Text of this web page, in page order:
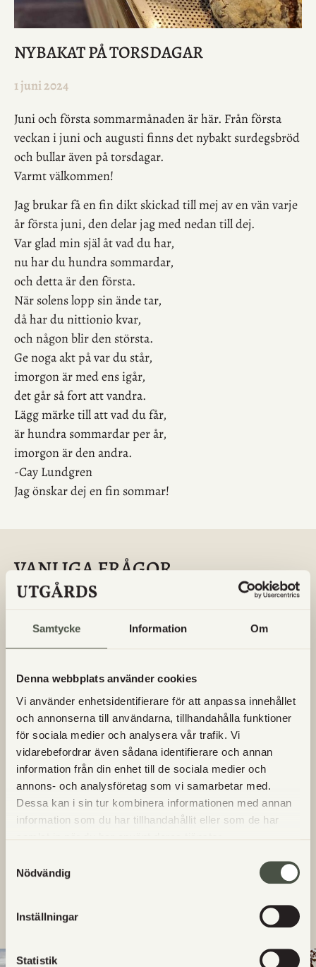
Samtycke Information Om
Denna webbplats använder cookies
Vi använder enhetsidentifierare för att anpassa innehållet
och annonserna till användarna, tillhandahålla funktioner
för sociala medier och analysera vår trafik. Vi
vidarebefordrar även sådana identifierare och annan
information från din enhet till de sociala medier och
annons- och analysföretag som vi samarbetar med.
Dessa kan i sin tur kombinera informationen med annan
information som du har tillhandahållit eller som de har
Nödvändig
Inställningar
Statistik
NYBAKAT PÅ TORSDAGAR
1 juni 2024
Juni och första sommarmånaden är här. Från första
veckan i juni och augusti finns det nybakt surdegsbröd
och bullar även på torsdagar.
Varmt välkommen!
Jag brukar få en fin dikt skickad till mej av en vän varje
år första juni, den delar jag med nedan till dej.
Var glad min själ åt vad du har,
nu har du hundra sommardar,
och detta är den första.
När solens lopp sin ände tar,
då har du nittionio kvar,
och någon blir den största.
Ge noga akt på var du står,
imorgon är med ens igår,
det går så fort att vandra.
Lägg märke till att vad du får,
är hundra sommardar per år,
imorgon är den andra.
-Cay Lundgren
Jag önskar dej en fin sommar!
VANLIGA FRÅGOR
Finns det glutenfritt bröd/bakverk?
Hur betalar jag när jag handlar hos Utgårds?
Vad är lantvete?
Säljs Utgårds egna produkter någon annanstans?
Vilka dagar finns det nybakat i gårdsbutiken?
Vilka bröd är bakade på surdeg?